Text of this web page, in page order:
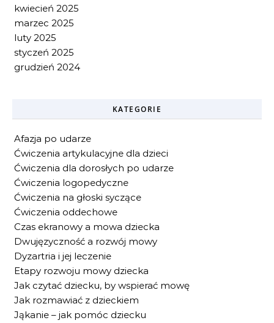
kwiecień 2025
marzec 2025
luty 2025
styczeń 2025
grudzień 2024
KATEGORIE
Afazja po udarze
Ćwiczenia artykulacyjne dla dzieci
Ćwiczenia dla dorosłych po udarze
Ćwiczenia logopedyczne
Ćwiczenia na głoski syczące
Ćwiczenia oddechowe
Czas ekranowy a mowa dziecka
Dwujęzyczność a rozwój mowy
Dyzartria i jej leczenie
Etapy rozwoju mowy dziecka
Jak czytać dziecku, by wspierać mowę
Jak rozmawiać z dzieckiem
Jąkanie – jak pomóc dziecku